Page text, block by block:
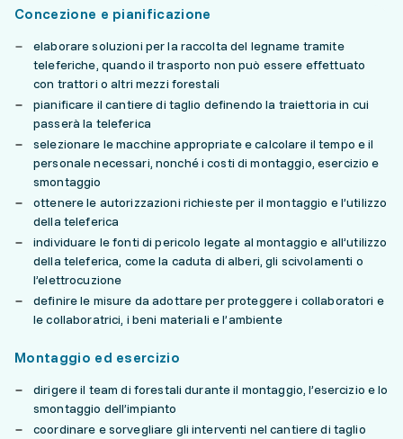
Concezione e pianificazione
elaborare soluzioni per la raccolta del legname tramite
teleferiche, quando il trasporto non può essere effettuato
con trattori o altri mezzi forestali
pianificare il cantiere di taglio definendo la traiettoria in cui
passerà la teleferica
selezionare le macchine appropriate e calcolare il tempo e il
personale necessari, nonché i costi di montaggio, esercizio e
smontaggio
ottenere le autorizzazioni richieste per il montaggio e l’utilizzo
della teleferica
individuare le fonti di pericolo legate al montaggio e all’utilizzo
della teleferica, come la caduta di alberi, gli scivolamenti o
l’elettrocuzione
definire le misure da adottare per proteggere i collaboratori e
le collaboratrici, i beni materiali e l’ambiente
Montaggio ed esercizio
dirigere il team di forestali durante il montaggio, l’esercizio e lo
smontaggio dell’impianto
coordinare e sorvegliare gli interventi nel cantiere di taglio